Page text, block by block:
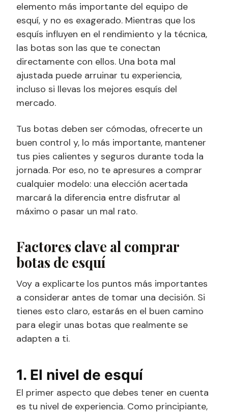
elemento más importante del equipo de
esquí, y no es exagerado. Mientras que los
esquís influyen en el rendimiento y la técnica,
las botas son las que te conectan
directamente con ellos. Una bota mal
ajustada puede arruinar tu experiencia,
incluso si llevas los mejores esquís del
mercado.
Tus botas deben ser cómodas, ofrecerte un
buen control y, lo más importante, mantener
tus pies calientes y seguros durante toda la
jornada. Por eso, no te apresures a comprar
cualquier modelo: una elección acertada
marcará la diferencia entre disfrutar al
máximo o pasar un mal rato.
Factores clave al comprar
botas de esquí
Voy a explicarte los puntos más importantes
a considerar antes de tomar una decisión. Si
tienes esto claro, estarás en el buen camino
para elegir unas botas que realmente se
adapten a ti.
1. El nivel de esquí
El primer aspecto que debes tener en cuenta
es tu nivel de experiencia. Como principiante,